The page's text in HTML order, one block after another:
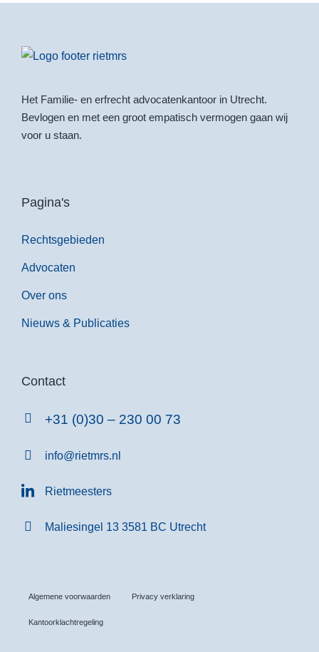
Het Familie- en erfrecht advocatenkantoor in Utrecht.
Bevlogen en met een groot empatisch vermogen gaan wij
voor u staan.
Pagina's
Rechtsgebieden
Advocaten
Over ons
Nieuws & Publicaties
Contact
+31 (0)30 – 230 00 73
info@rietmrs.nl
Rietmeesters
Maliesingel 13 3581 BC Utrecht
Algemene voorwaarden Privacy verklaring
Kantoorklachtregeling